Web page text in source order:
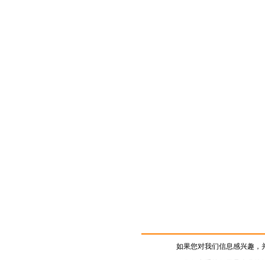
如果您对我们信息感兴趣，